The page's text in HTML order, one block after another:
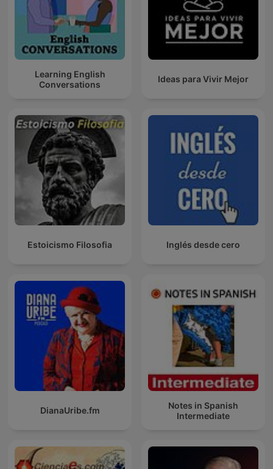
Learning English
Conversations
Ideas para Vivir Mejor
Estoicismo Filosofia Inglés desde cero
DianaUribe.fm
Notes in Spanish
Intermediate